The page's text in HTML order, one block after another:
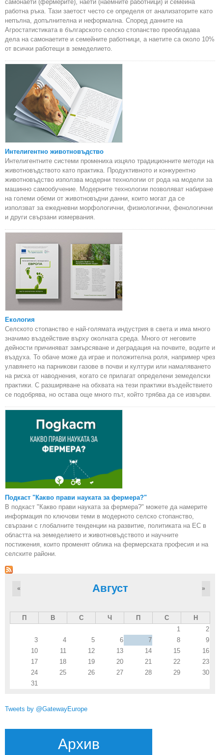
самонаети (фермерите), наети (наемните работници) и семейна
работна ръка. Тази заетост често се определя от анализаторите като
непълна, допълнителна и неформална. Според данните на
Агростатистиката в българското селско стопанство преобладава
дела на самонаетите и семейните работници, а наетите са около 10%
от всички работещи в земеделието.
Интелигентно животновъдство
Интелигентните системи промениха изцяло традиционните методи на
животновъдството като практика. Продуктивното и конкурентно
животновъдство използва модерни технологии от рода на модели за
машинно самообучение. Модерните технологии позволяват набиране
на големи обеми от животновъдни данни, които могат да се
използват за ежедневни морфологични, физиологични, фенологични
и други свързани измервания.
Екология
Селското стопанство е най-голямата индустрия в света и има много
значимо въздействие върху околната среда. Много от неговите
дейности причиняват замърсяване и деградация на почвите, водите и
въздуха. То обаче може да играе и положителна роля, например чрез
улавянето на парникови газове в почви и култури или намаляването
на риска от наводнения, когато се прилагат определени земеделски
практики. С разширяване на обхвата на тези практики въздействието
се подобрява, но остава още много път, който трябва да се извърви.
Подкаст "Какво прави науката за фермера?"
В подкаст "Какво прави науката за фермера?" можете да намерите
информация по ключови теми в модерното селско стопанство,
свързани с глобалните тенденции на развитие, политиката на ЕС в
областта на земеделието и животновъдството и научните
постижения, които променят облика на фермерската професия и на
селските райони.
Август
« »
П В С Ч П С
Н
1
2
3
4 5 6 7 8
9
10
11 12 13 14 15
16
17
18 19 20 21 22
23
24
25 26 27 28 29
30
31
Tweets by @GatewayEurope
Архив